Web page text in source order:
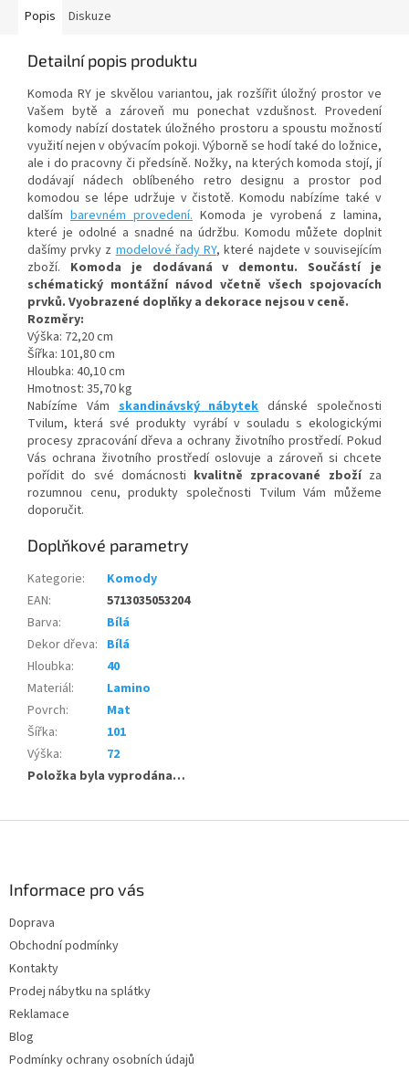
Popis Diskuze
Detailní popis produktu
Komoda RY je skvělou variantou, jak rozšířit úložný prostor ve
Vašem bytě a zároveň mu ponechat vzdušnost. Provedení
komody nabízí dostatek úložného prostoru a spoustu možností
využití nejen v obývacím pokoji. Výborně se hodí také do ložnice,
ale i do pracovny či předsíně. Nožky, na kterých komoda stojí, jí
dodávají nádech oblíbeného retro designu a prostor pod
komodou se lépe udržuje v čistotě. Komodu nabízíme také v
dalším barevném provedení. Komoda je vyrobená z lamina,
které je odolné a snadné na údržbu. Komodu můžete doplnit
dašímy prvky z modelové řady RY, které najdete v souvisejícím
zboží.
Komoda je dodávaná v demontu. Součástí je
schématický montážní návod včetně všech spojovacích
prvků. Vyobrazené doplňky a dekorace nejsou v ceně.
Rozměry:
Výška: 72,20 cm
Šířka: 101,80 cm
Hloubka: 40,10 cm
Hmotnost: 35,70 kg
Nabízíme Vám skandinávský nábytek dánské společnosti
Tvilum, která své produkty vyrábí v souladu s ekologickými
procesy zpracování dřeva a ochrany životního prostředí. Pokud
Vás ochrana životního prostředí oslovuje a zároveň si chcete
pořídit do své domácnosti kvalitně zpracované zbožíza
rozumnou cenu, produkty společnosti Tvilum Vám můžeme
doporučit.
Doplňkové parametry
Kategorie:
Komody
EAN:
5713035053204
Barva:
Bílá
Dekor dřeva: Bílá
Hloubka:
40
Materiál:
Lamino
Povrch:
Mat
Šířka:
101
Výška:
72
Položka byla vyprodána…
Informace pro vás
Doprava
Obchodní podmínky
Kontakty
Prodej nábytku na splátky
Reklamace
Blog
Podmínky ochrany osobních údajů